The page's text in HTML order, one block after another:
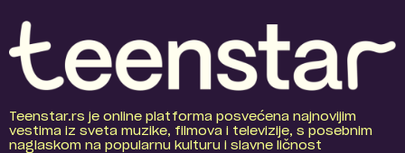
Teenstar.rs je online platforma posvećena najnovijim
vestima iz sveta muzike, filmova i televizije, s posebnim
naglaskom na popularnu kulturu i slavne ličnost